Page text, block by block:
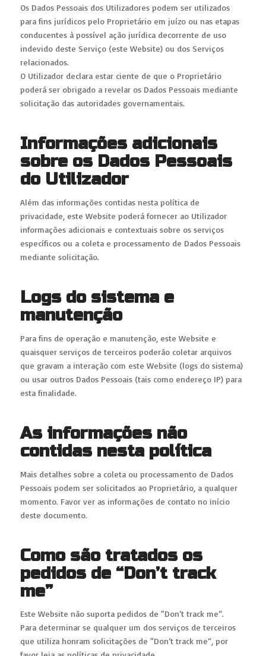
Os Dados Pessoais dos Utilizadores podem ser utilizados
para fins jurídicos pelo Proprietário em juízo ou nas etapas
conducentes à possível ação jurídica decorrente de uso
indevido deste Serviço (este Website) ou dos Serviços
relacionados.
O Utilizador declara estar ciente de que o Proprietário
poderá ser obrigado a revelar os Dados Pessoais mediante
solicitação das autoridades governamentais.
Informações adicionais
sobre os Dados Pessoais
do Utilizador
Além das informações contidas nesta política de
privacidade, este Website poderá fornecer ao Utilizador
informações adicionais e contextuais sobre os serviços
específicos ou a coleta e processamento de Dados Pessoais
mediante solicitação.
Logs do sistema e
manutenção
Para fins de operação e manutenção, este Website e
quaisquer serviços de terceiros poderão coletar arquivos
que gravam a interação com este Website (logs do sistema)
ou usar outros Dados Pessoais (tais como endereço IP) para
esta finalidade.
As informações não
contidas nesta política
Mais detalhes sobre a coleta ou processamento de Dados
Pessoais podem ser solicitados ao Proprietário, a qualquer
momento. Favor ver as informações de contato no início
deste documento.
Como são tratados os
pedidos de “Don’t track
me”
Este Website não suporta pedidos de “Don’t track me”.
Para determinar se qualquer um dos serviços de terceiros
que utiliza honram solicitações de “Don’t track me”, por